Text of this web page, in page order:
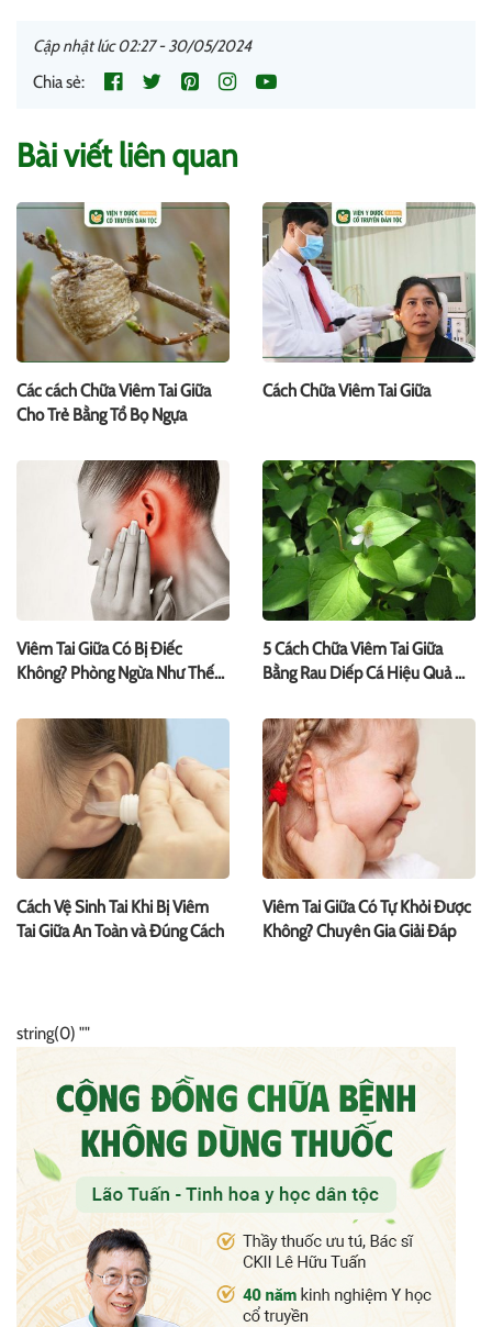
Cập nhật lúc 02:27 - 30/05/2024
Chia sẻ:
Bài viết liên quan
Các cách Chữa Viêm Tai Giữa
Cho Trẻ Bằng Tổ Bọ Ngựa
Cách Chữa Viêm Tai Giữa
Viêm Tai Giữa Có Bị Điếc
Không? Phòng Ngừa Như Thế
5 Cách Chữa Viêm Tai Giữa
Bằng Rau Diếp Cá Hiệu Quả Dễ
Cách Vệ Sinh Tai Khi Bị Viêm
Tai Giữa An Toàn và Đúng Cách
Viêm Tai Giữa Có Tự Khỏi Được
Không? Chuyên Gia Giải Đáp
string(0) ""